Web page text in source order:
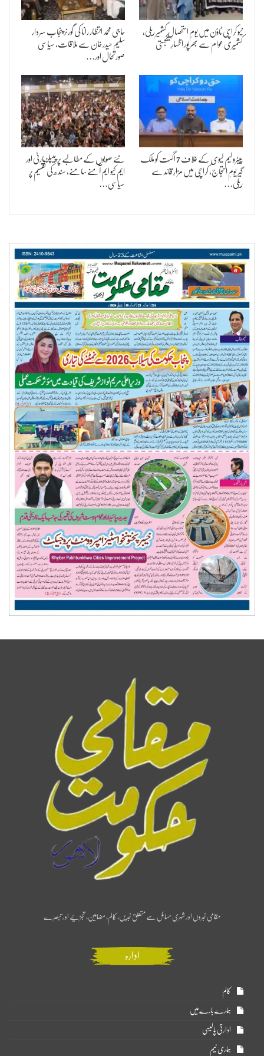
نیو کراچی ٹاؤن میں یومِ استحصالِ کشمیر ریلی،
کشمیری عوام سے بھرپور اظہارِ یکجہتی
حاجی محمد انتظار رانا کی گورنر پنجاب سردار
سلیم حیدر خان سے ملاقات، سیاسی
صورتحال اور…
پیٹرولیم لیوی کے خلاف 7 اگست کو ملک
گیر یومِ احتجاج، کراچی میں مزارِ قائد سے
ریلی…
نئے صوبوں کے مطالبے پر پیپلز پارٹی اور
ایم کیو ایم آمنے سامنے، سندھ کی تقسیم پر
سیاسی…
مقامی خبروں اور شہری مسائل سے متعلق خبریں، کالم، مضامین، تجزیے اور تبصرے
ادارہ
کالم
ہمارے بارے میں
ادارتی پالیسی
ہماری ٹیم